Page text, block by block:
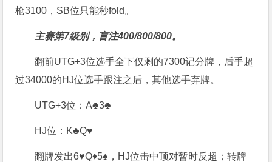
枪3100，SB位只能秒fold。
主赛第7级别，盲注400/800/800。
翻前UTG+3位选手全下仅剩的7300记分牌，后手超
过34000的HJ位选手跟注之后，其他选手弃牌。
UTG+3位：A♣3♣
HJ位：K♣Q♥
翻牌发出6♥Q♦5♠，HJ位击中顶对暂时反超；转牌